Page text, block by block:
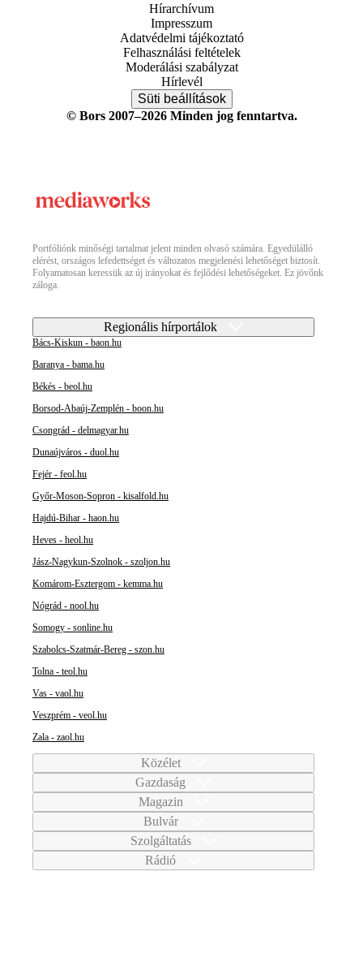
Hírarchívum
Impresszum
Adatvédelmi tájékoztató
Felhasználási feltételek
Moderálási szabályzat
Hírlevél
Süti beállítások
© Bors 2007–2026 Minden jog fenntartva.
Portfóliónk minőségi tartalmat jelent minden olvasó számára. Egyedülálló
elérést, országos lefedettséget és változatos megjelenési lehetőséget biztosít.
Folyamatosan keressük az új irányokat és fejlődési lehetőségeket. Ez jövőnk
záloga.
Regionális hírportálok
Bács-Kiskun - baon.hu
Baranya - bama.hu
Békés - beol.hu
Borsod-Abaúj-Zemplén - boon.hu
Csongrád - delmagyar.hu
Dunaújváros - duol.hu
Fejér - feol.hu
Győr-Moson-Sopron - kisalfold.hu
Hajdú-Bihar - haon.hu
Heves - heol.hu
Jász-Nagykun-Szolnok - szoljon.hu
Komárom-Esztergom - kemma.hu
Nógrád - nool.hu
Somogy - sonline.hu
Szabolcs-Szatmár-Bereg - szon.hu
Tolna - teol.hu
Vas - vaol.hu
Veszprém - veol.hu
Zala - zaol.hu
Közélet
Gazdaság
Magazin
Bulvár
Szolgáltatás
Rádió